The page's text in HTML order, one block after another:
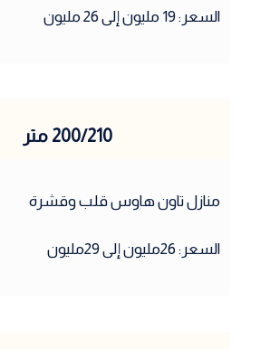
السعر: 19 مليون إلى 26 مليون
200/210 متر
منازل تاون هاوس قلب وقشرة
السعر: 26مليون إلى 29مليون